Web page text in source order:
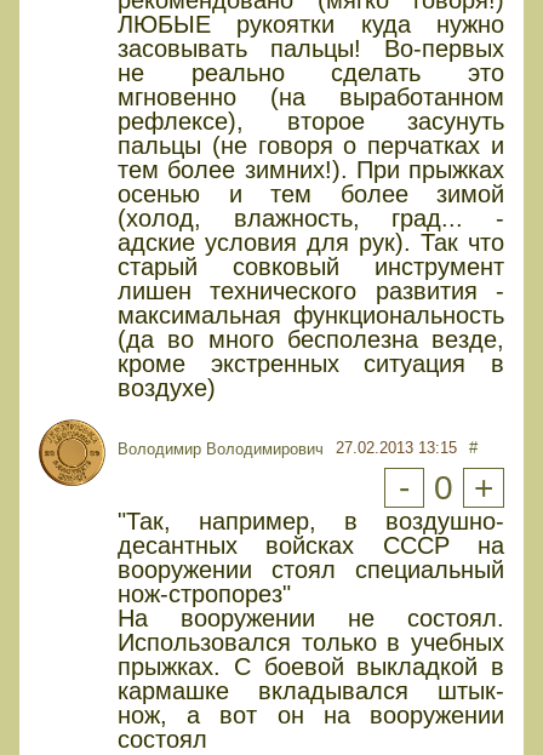
ЛЮБЫЕ рукоятки куда нужно
засовывать пальцы! Во-первых
не реально сделать это
мгновенно (на выработанном
рефлексе), второе засунуть
пальцы (не говоря о перчатках и
тем более зимних!). При прыжках
осенью и тем более зимой
(холод, влажность, град... -
адские условия для рук). Так что
старый совковый инструмент
лишен технического развития -
максимальная функциональность
(да во много бесполезна везде,
кроме экстренных ситуация в
воздухе)
Володимир Володимирович 27.02.2013 13:15 #
- 0 +
"Так, например, в воздушно-
десантных войсках СССР на
вооружении стоял специальный
нож-стропорез"
На вооружении не состоял.
Использовался только в учебных
прыжках. С боевой выкладкой в
кармашке вкладывался штык-
нож, а вот он на вооружении
состоял